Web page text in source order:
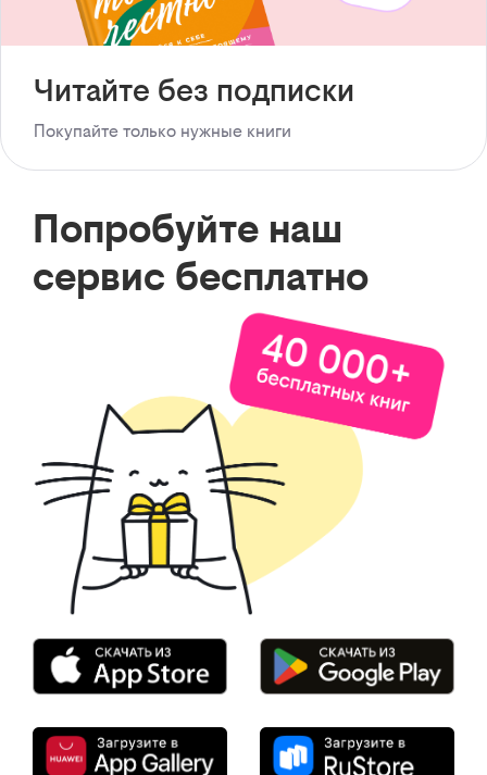
Читайте без подписки
Покупайте только нужные книги
Попробуйте наш
сервис бесплатно